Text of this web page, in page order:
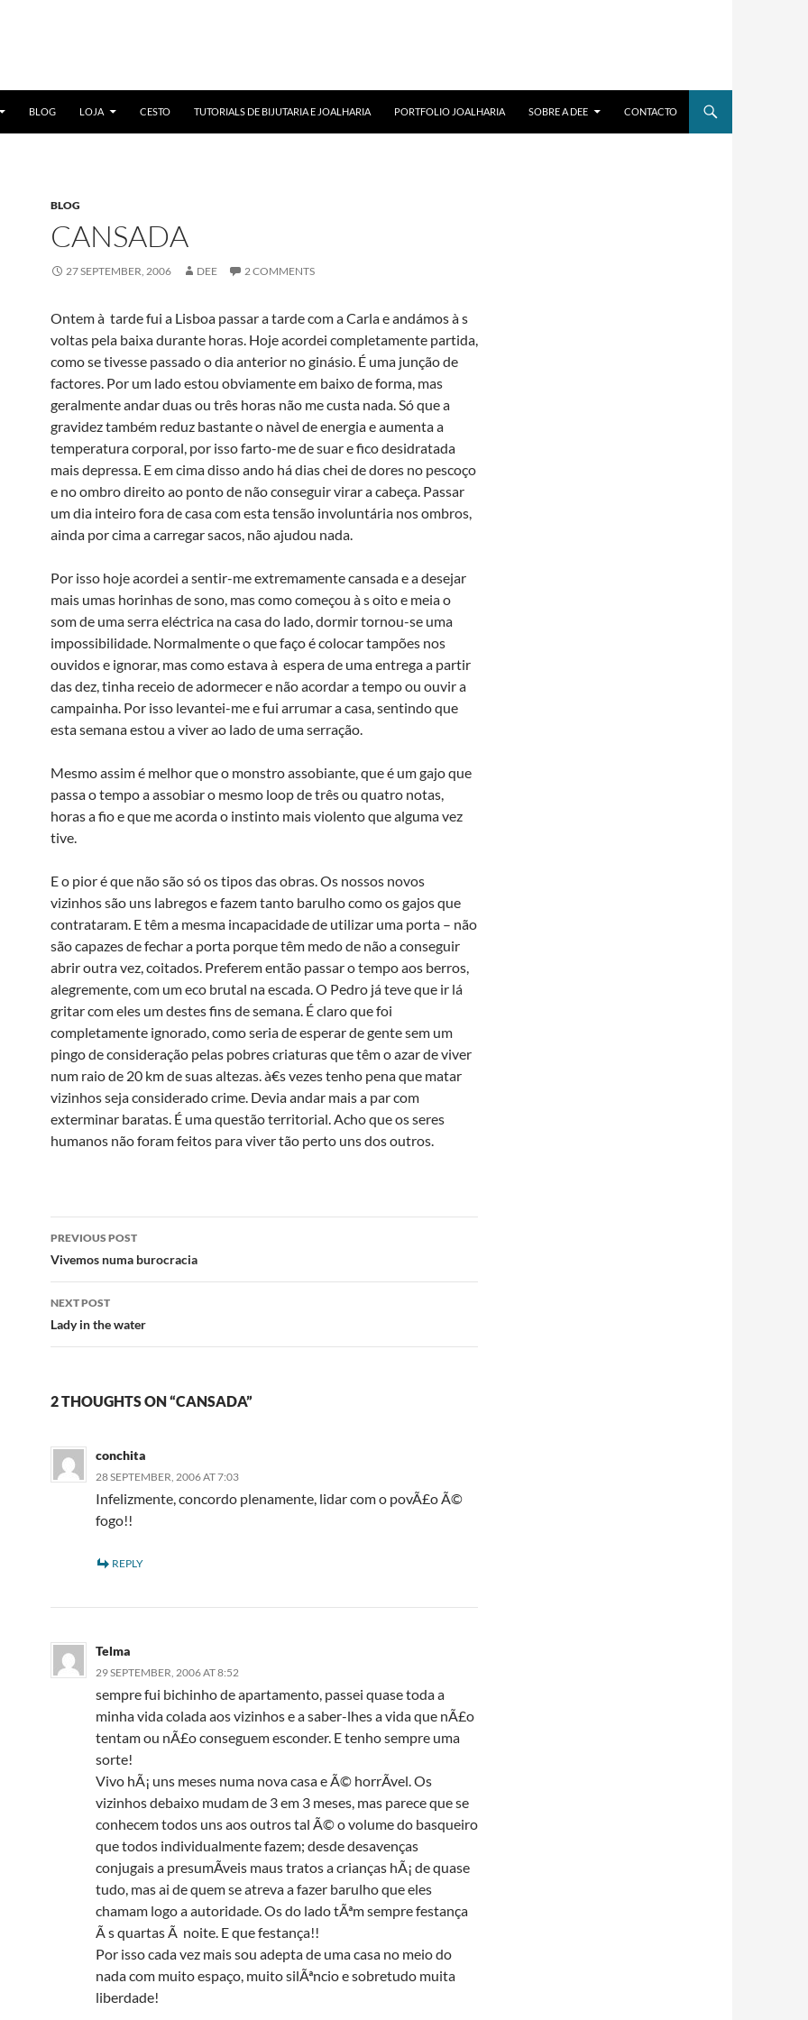
BLOG LOJA CESTO TUTORIALS DE BIJUTARIA E JOALHARIA PORTFOLIO JOALHARIA SOBRE A DEE CONTACTO
BLOG
CANSADA
27 SEPTEMBER, 2006 DEE 2 COMMENTS
Ontem à tarde fui a Lisboa passar a tarde com a Carla e andámos à s
voltas pela baixa durante horas. Hoje acordei completamente partida,
como se tivesse passado o dia anterior no ginásio. É uma junção de
factores. Por um lado estou obviamente em baixo de forma, mas
geralmente andar duas ou três horas não me custa nada. Só que a
gravidez também reduz bastante o nà­vel de energia e aumenta a
temperatura corporal, por isso farto-me de suar e fico desidratada
mais depressa. E em cima disso ando há dias chei de dores no pescoço
e no ombro direito ao ponto de não conseguir virar a cabeça. Passar
um dia inteiro fora de casa com esta tensão involuntária nos ombros,
ainda por cima a carregar sacos, não ajudou nada.
Por isso hoje acordei a sentir-me extremamente cansada e a desejar
mais umas horinhas de sono, mas como começou à s oito e meia o
som de uma serra eléctrica na casa do lado, dormir tornou-se uma
impossibilidade. Normalmente o que faço é colocar tampões nos
ouvidos e ignorar, mas como estava à espera de uma entrega a partir
das dez, tinha receio de adormecer e não acordar a tempo ou ouvir a
campainha. Por isso levantei-me e fui arrumar a casa, sentindo que
esta semana estou a viver ao lado de uma serração.
Mesmo assim é melhor que o monstro assobiante, que é um gajo que
passa o tempo a assobiar o mesmo loop de três ou quatro notas,
horas a fio e que me acorda o instinto mais violento que alguma vez
tive.
E o pior é que não são só os tipos das obras. Os nossos novos
vizinhos são uns labregos e fazem tanto barulho como os gajos que
contrataram. E têm a mesma incapacidade de utilizar uma porta – não
são capazes de fechar a porta porque têm medo de não a conseguir
abrir outra vez, coitados. Preferem então passar o tempo aos berros,
alegremente, com um eco brutal na escada. O Pedro já teve que ir lá
gritar com eles um destes fins de semana. É claro que foi
completamente ignorado, como seria de esperar de gente sem um
pingo de consideração pelas pobres criaturas que têm o azar de viver
num raio de 20 km de suas altezas. à€s vezes tenho pena que matar
vizinhos seja considerado crime. Devia andar mais a par com
exterminar baratas. É uma questão territorial. Acho que os seres
humanos não foram feitos para viver tão perto uns dos outros.
Post
navigation
PREVIOUS POST
Vivemos numa burocracia
NEXT POST
Lady in the water
2 THOUGHTS ON “CANSADA”
conchita
28 SEPTEMBER, 2006 AT 7:03
Infelizmente, concordo plenamente, lidar com o povÃ£o Ã©
fogo!!
REPLY
Telma
29 SEPTEMBER, 2006 AT 8:52
sempre fui bichinho de apartamento, passei quase toda a
minha vida colada aos vizinhos e a saber-lhes a vida que nÃ£o
tentam ou nÃ£o conseguem esconder. E tenho sempre uma
sorte!
Vivo hÃ¡ uns meses numa nova casa e Ã© horrÃ­vel. Os
vizinhos debaixo mudam de 3 em 3 meses, mas parece que se
conhecem todos uns aos outros tal Ã© o volume do basqueiro
que todos individualmente fazem; desde desavenças
conjugais a presumÃ­veis maus tratos a crianças hÃ¡ de quase
tudo, mas ai de quem se atreva a fazer barulho que eles
chamam logo a autoridade. Os do lado tÃªm sempre festança
Ã s quartas Ã noite. E que festança!!
Por isso cada vez mais sou adepta de uma casa no meio do
nada com muito espaço, muito silÃªncio e sobretudo muita
liberdade!